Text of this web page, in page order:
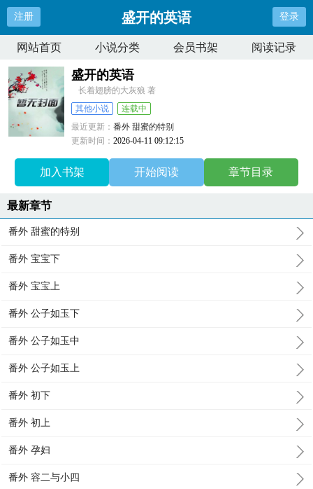
注册 盛开的英语 登录
网站首页 小说分类 会员书架 阅读记录
盛开的英语
长着翅膀的大灰狼 著
其他小说
连载中
最近更新：番外 甜蜜的特别
更新时间：2026-04-11 09:12:15
加入书架 开始阅读 章节目录
最新章节
番外 甜蜜的特别
番外 宝宝下
番外 宝宝上
番外 公子如玉下
番外 公子如玉中
番外 公子如玉上
番外 初下
番外 初上
番外 孕妇
番外 容二与小四